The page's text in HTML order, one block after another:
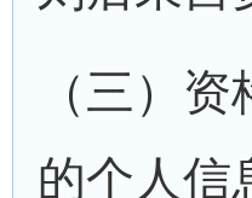
（三）
的个人信